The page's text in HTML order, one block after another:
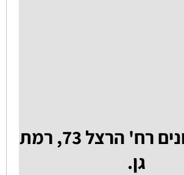
ענק השעונים רח' הרצל 73, רמת
גן.